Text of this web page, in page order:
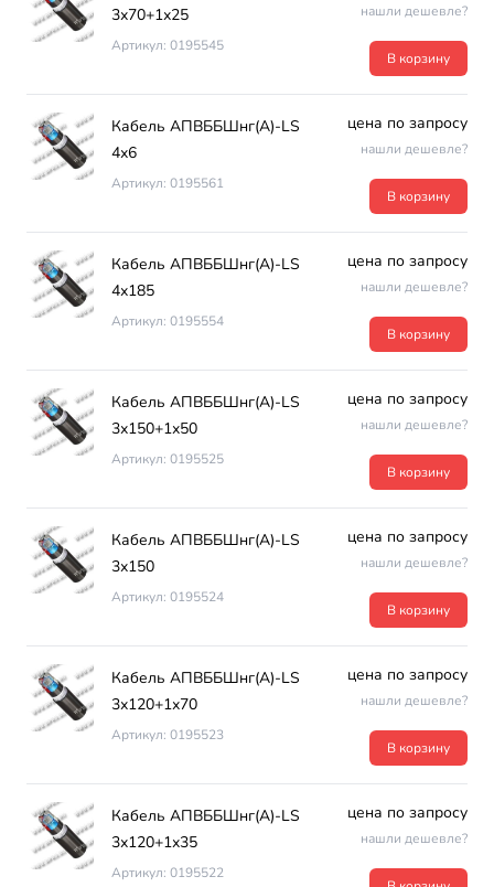
3х70+1х25
Артикул: 0195545
нашли дешевле?
В корзину
Кабель АПВББШнг(А)-LS
4х6
Артикул: 0195561
цена по запросу
нашли дешевле?
В корзину
Кабель АПВББШнг(А)-LS
4х185
Артикул: 0195554
цена по запросу
нашли дешевле?
В корзину
Кабель АПВББШнг(А)-LS
3х150+1х50
Артикул: 0195525
цена по запросу
нашли дешевле?
В корзину
Кабель АПВББШнг(А)-LS
3х150
Артикул: 0195524
цена по запросу
нашли дешевле?
В корзину
Кабель АПВББШнг(А)-LS
3х120+1х70
Артикул: 0195523
цена по запросу
нашли дешевле?
В корзину
Кабель АПВББШнг(А)-LS
3х120+1х35
Артикул: 0195522
цена по запросу
нашли дешевле?